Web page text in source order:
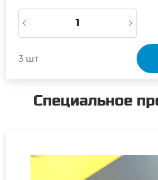
3 шт
Специальное